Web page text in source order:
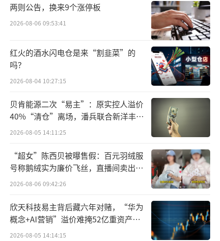
《中国血脂管理指南（2023年）》明确指
出，患者应根据不同危险分层实现相应的LDL-C
靶目标值，且ASCVD患者需实现靶目标和降幅
大于50%的双达标，其中LDL-C降幅大于50%
被视为斑块逆转的起点。然而，中等强度他汀
单药难以达成这一降幅目标，为此，国内外多
个指南均推荐他汀联合依折麦布协同降脂。
赛诺菲开发的瑞舒伐他汀依折麦布片，正
是这样一款由瑞舒伐他汀（HMG-CoA还原酶抑
制剂）和依折麦布（选择性胆固醇吸收抑制
剂）组成的复方制剂。它通过抑制胆固醇的吸
收和合成，全面降低血浆总胆固醇（T-C）、LD
L-C、载脂蛋白B（ApoB）、甘油三酯（TG）
和非高密度脂蛋白胆固醇（non-HDL-C）的水
两则公告，换来9个涨停板
2026-08-06 09:53:41
红火的酒水闪电仓是来“割韭菜”的
吗？
2026-08-04 10:27:15
贝肯能源二次“易主”：原实控人溢价
40%“清仓”离场，潘兵联合新洋丰、
宏科百世拟入主
2026-08-05 14:11:25
“超女”陈西贝被曝售假：百元羽绒服
号称鹅绒实为廉价飞丝，直播间卖出超
百万元
2026-08-06 09:42:26
欣天科技易主背后藏六年对赌，“华为
概念+AI营销”溢价难掩52亿重资产考
验
2026-08-05 14:14:15